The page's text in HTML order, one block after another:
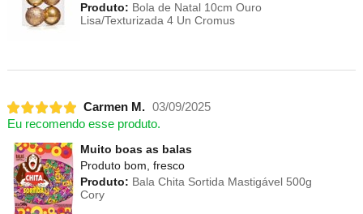
Produto: Bola de Natal 10cm Ouro
Lisa/Texturizada 4 Un Cromus
Carmen M. 03/09/2025
Eu recomendo esse produto.
Muito boas as balas
Produto bom, fresco
Produto: Bala Chita Sortida Mastigável 500g
Cory